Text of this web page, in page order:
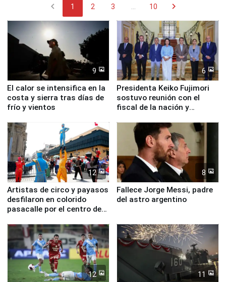
chevron_left 1 2 3 10 chevron_right
9
El calor se intensifica en la
costa y sierra tras días de
frío y vientos
6
Presidenta Keiko Fujimori
sostuvo reunión con el
fiscal de la nación y
12
Artistas de circo y payasos
desfilaron en colorido
pasacalle por el centro de
8
Fallece Jorge Messi, padre
del astro argentino
12 11